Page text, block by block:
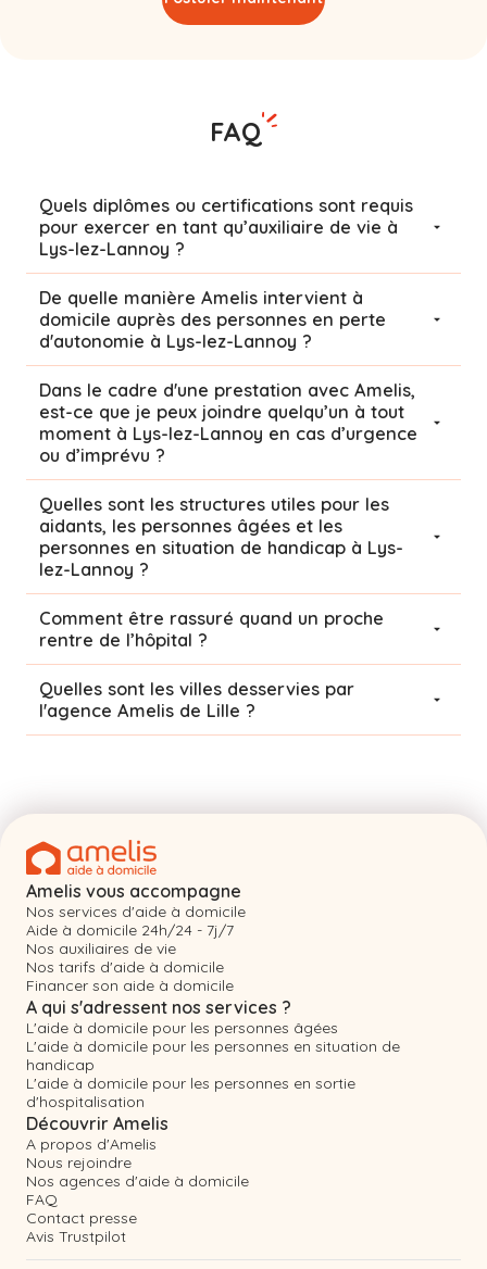
FAQ
Quels diplômes ou certifications sont requis
pour exercer en tant qu’auxiliaire de vie à
Lys-lez-Lannoy ?
De quelle manière Amelis intervient à
domicile auprès des personnes en perte
d'autonomie à Lys-lez-Lannoy ?
Dans le cadre d'une prestation avec Amelis,
est-ce que je peux joindre quelqu’un à tout
moment à Lys-lez-Lannoy en cas d’urgence
ou d’imprévu ?
Quelles sont les structures utiles pour les
aidants, les personnes âgées et les
personnes en situation de handicap à Lys-
lez-Lannoy ?
Comment être rassuré quand un proche
rentre de l’hôpital ?
Quelles sont les villes desservies par
l'agence Amelis de Lille ?
Amelis vous accompagne
Nos services d'aide à domicile
Aide à domicile 24h/24 - 7j/7
Nos auxiliaires de vie
Nos tarifs d'aide à domicile
Financer son aide à domicile
A qui s'adressent nos services ?
L'aide à domicile pour les personnes âgées
L'aide à domicile pour les personnes en situation de
handicap
L'aide à domicile pour les personnes en sortie
d'hospitalisation
Découvrir Amelis
A propos d'Amelis
Nous rejoindre
Nos agences d'aide à domicile
FAQ
Contact presse
Avis Trustpilot